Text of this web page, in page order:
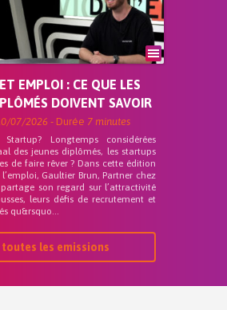
EMPLOI : CE QUE LES
DOIVENT SAVOIR
07/2026 - Durée 7 minutes
Longtemps considérées
des jeunes diplômés, les startups
de faire rêver ? Dans cette édition
Gaultier Brun, Partner chez
partage son regard sur l’attractivité
leurs défis de recrutement et
qu&rsquo...
toutes les emissions